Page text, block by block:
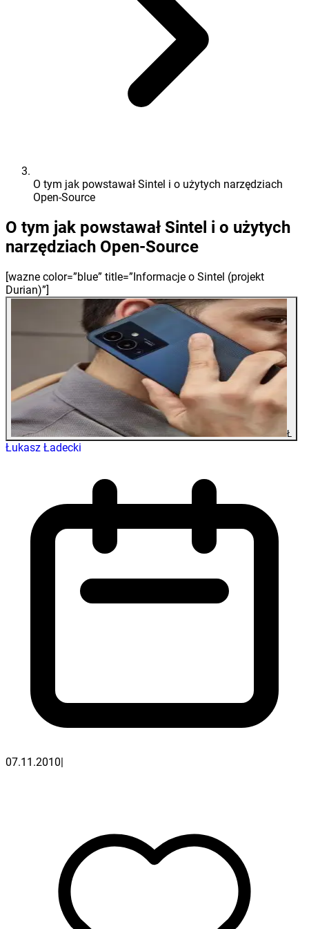
O tym jak powstawał Sintel i o użytych narzędziach
Open-Source
O tym jak powstawał Sintel i o użytych
narzędziach Open-Source
[wazne color=”blue” title=”Informacje o Sintel (projekt
Durian)”]
Ł
Łukasz Ładecki
07.11.2010|